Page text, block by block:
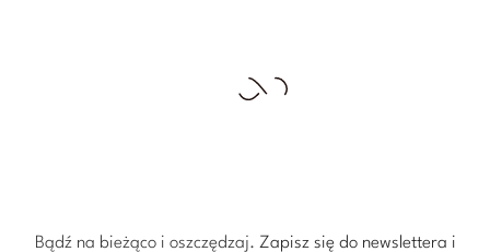
Bądź na bieżąco i oszczędzaj. Zapisz się do newslettera i